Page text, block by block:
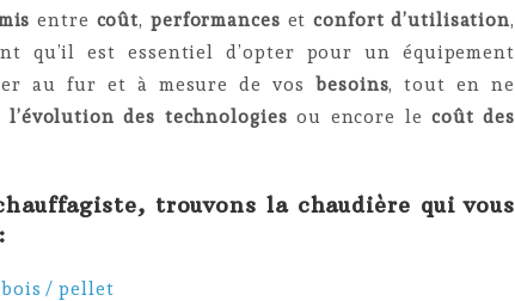
entre coût, performances etconfort d’utilisation,
qu’il est essentiel d’opter pour un équipement
au fur et à mesure de vosbesoins, tout en ne
l’évolution des technologies ou encore lecoût des
trouvons la chaudière qui vous
/ pellet